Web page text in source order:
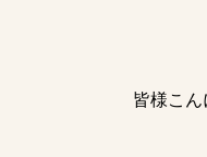
皆様こん